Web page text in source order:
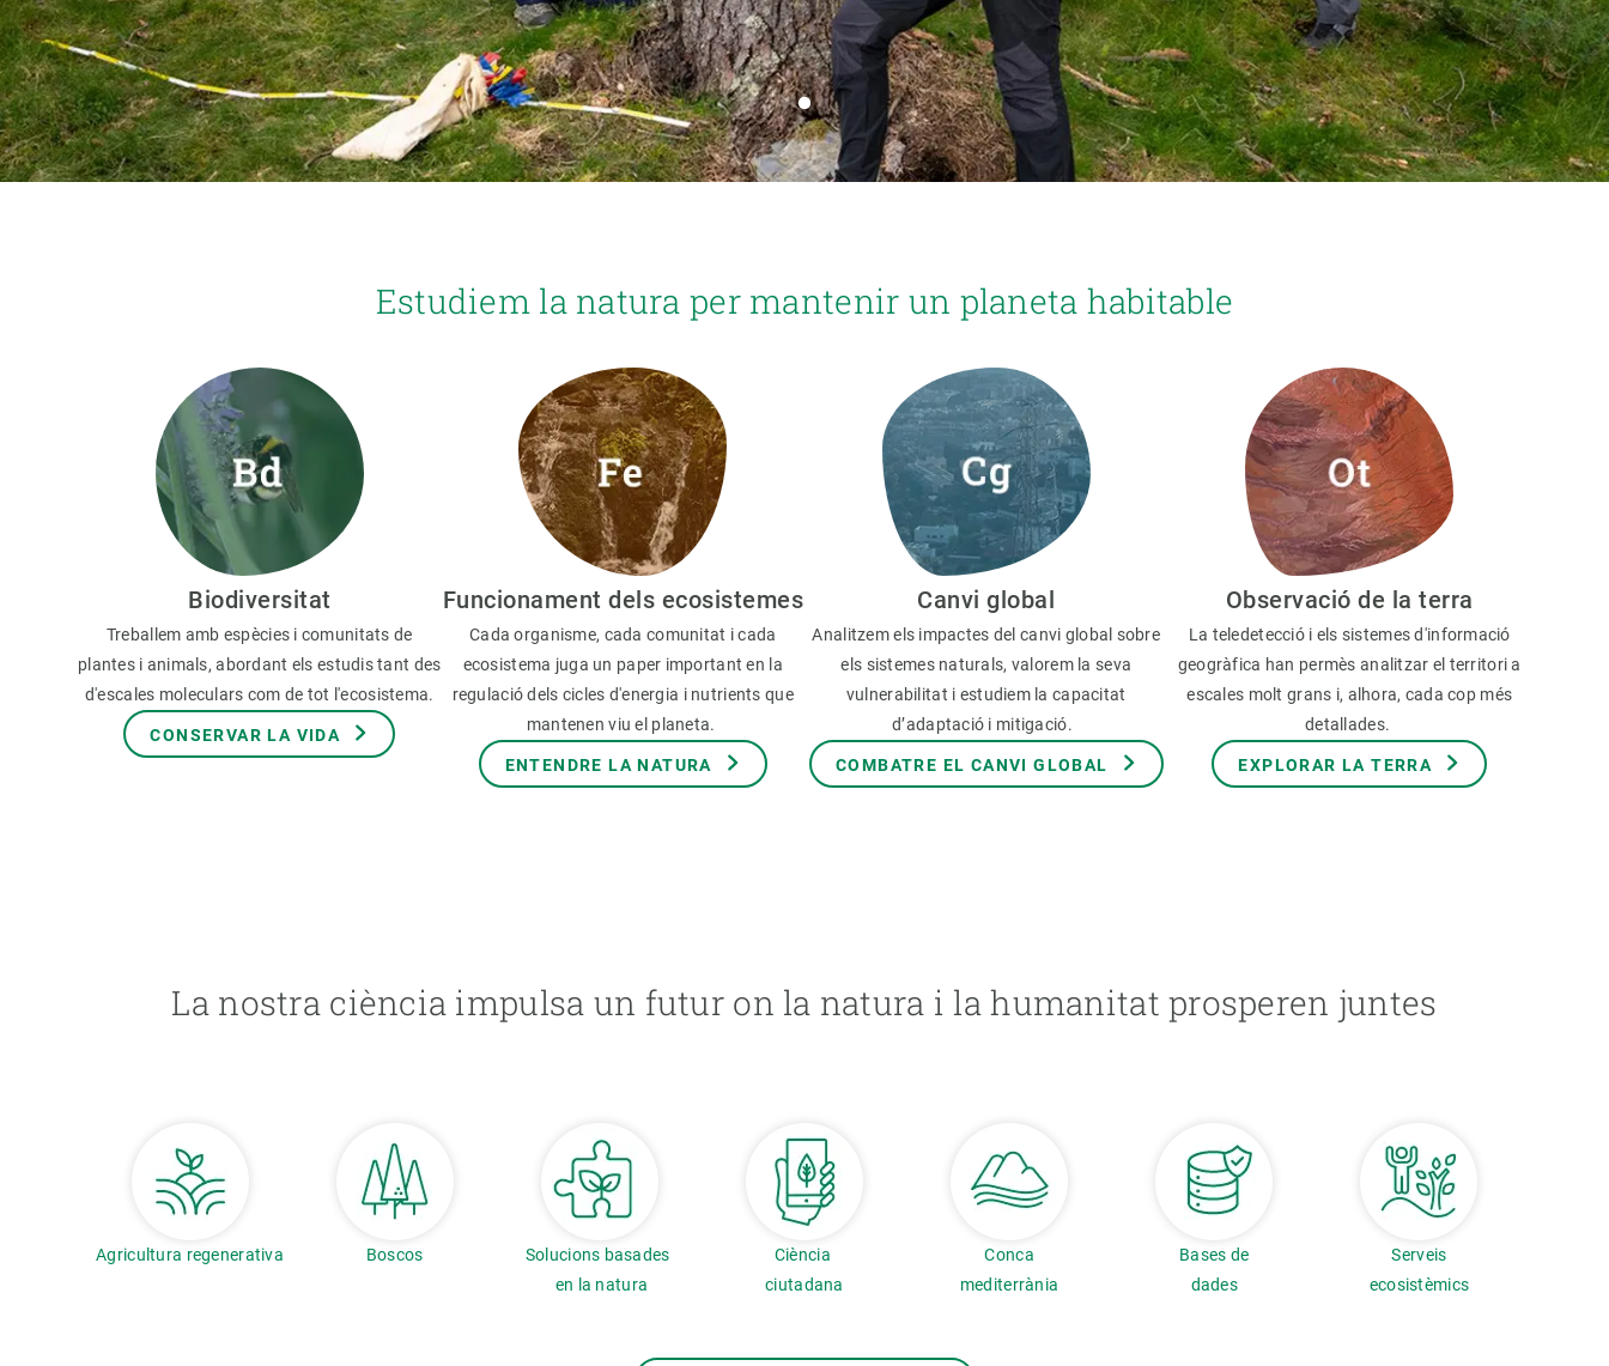
Estudiem la natura per mantenir un planeta habitable
Biodiversitat
Treballem amb espècies i comunitats de
plantes i animals, abordant els estudis tant des
d'escales moleculars com de tot l'ecosistema.
CONSERVAR LA VIDA
Funcionament dels ecosistemes
Cada organisme, cada comunitat i cada
ecosistema juga un paper important en la
regulació dels cicles d'energia i nutrients que
mantenen viu el planeta.
ENTENDRE LA NATURA
Canvi global
Analitzem els impactes del canvi global sobre
els sistemes naturals, valorem la seva
vulnerabilitat i estudiem la capacitat
d’adaptació i mitigació.
COMBATRE EL CANVI GLOBAL
Observació de la terra
La teledetecció i els sistemes d'informació
geogràfica han permès analitzar el territori a
escales molt grans i, alhora, cada cop més
detallades.
EXPLORAR LA TERRA
La nostra ciència impulsa un futur on la natura i la humanitat prosperen juntes
Agricultura regenerativa Boscos
Solucions basades
en la natura
Ciència
ciutadana
Conca
mediterrània
Bases de
dades
Serveis
ecosistèmics
Marca i logotips
Infraestructures
Equitat, Diversitat i Inclusió (EDI)
Oficina de premsa
Ciència oberta i gestió del coneixement
Observació de la terra
Temes transversals
Publicacions
Synthesis Actions
Serveis tècnics Programa de màsters i doctorat
Vine de visitant o sabàtic
Segell de bones pràctiques HRS4R
Un lloc on créixer
Desenvolupament de carrera
Biodiversitat
Canvi global
Funcionament dels ecosistemes
Observació de la terra